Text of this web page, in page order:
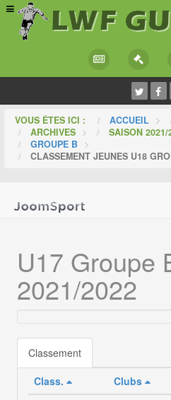
VOUS ÊTES ICI : ACCUEIL >
ARCHIVES > SAISON 2021/
GROUPE B >
CLASSEMENT JEUNES U18
U17 Groupe
2021/2022
Classement
Class.
Clubs